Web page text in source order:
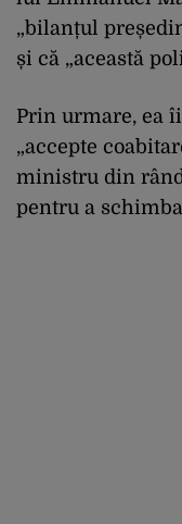
„bilanțul
și că „această
Prin urmare, ea
„accepte
ministru din
pentru a